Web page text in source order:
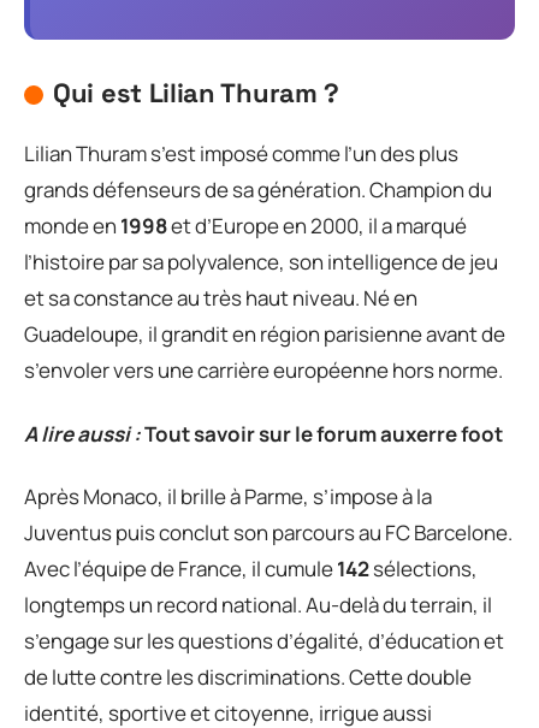
Qui est Lilian Thuram ?
Lilian Thuram s’est imposé comme l’un des plus
grands défenseurs de sa génération. Champion du
monde en 1998et d’Europe en 2000, il a marqué
l’histoire par sa polyvalence, son intelligence de jeu
et sa constance au très haut niveau. Né en
Guadeloupe, il grandit en région parisienne avant de
s’envoler vers une carrière européenne hors norme.
A lire aussi :Tout savoir sur le forum auxerre foot
Après Monaco, il brille à Parme, s’impose à la
Juventus puis conclut son parcours au FC Barcelone.
Avec l’équipe de France, il cumule142sélections,
longtemps un record national. Au-delà du terrain, il
s’engage sur les questions d’égalité, d’éducation et
de lutte contre les discriminations. Cette double
identité, sportive et citoyenne, irrigue aussi